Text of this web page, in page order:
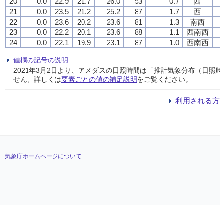
21
0.0 23.5 21.2 25.2 87 1.7
西
22
0.0 23.6 20.2 23.6 81 1.3
南西
23
0.0 22.2 20.1 23.6 88 1.1
西南西
24
0.0 22.1 19.9 23.1 87 1.0 西南西
値欄の記号の説明
2021年3月2日より、アメダスの日照時間は「推計気象分布（日
せん。詳しくは要素ごとの値の補足説明をご覧ください。
利用される
気象庁ホームページについて